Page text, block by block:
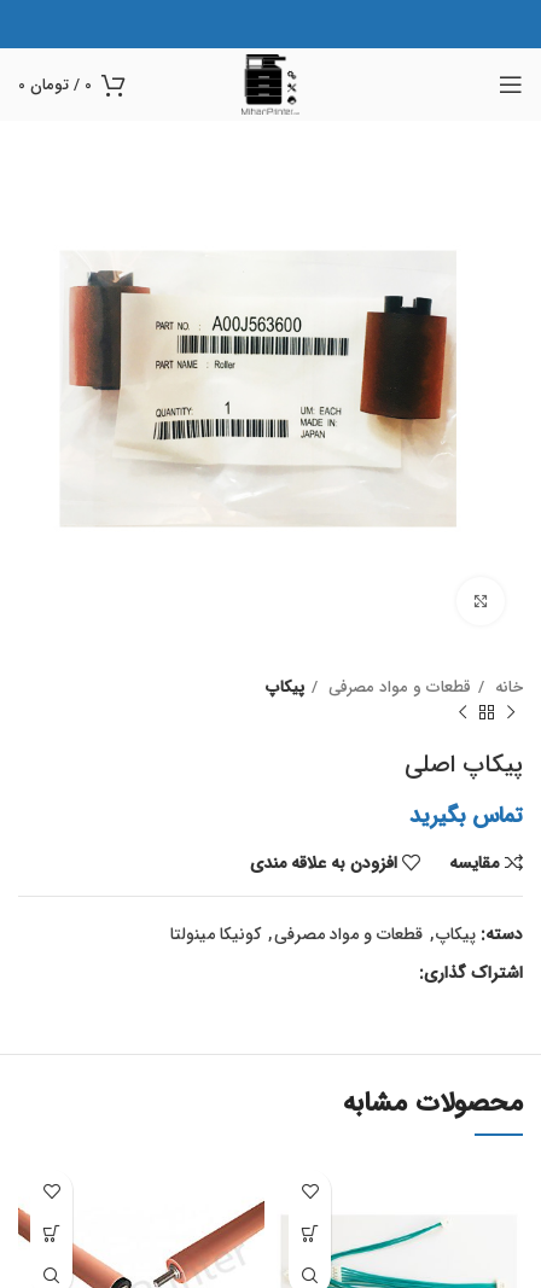
0
/تومان
خانه قطعات و مواد مصرفی پیکاپ
پیکاپ اصلی
تماس بگیرید
مقايسه افزودن به علاقه مندی
دسته: پیکاپ, قطعات و مواد مصرفی, کونیکا مینولتا
اشتراک گذاری:
محصولات مشابه